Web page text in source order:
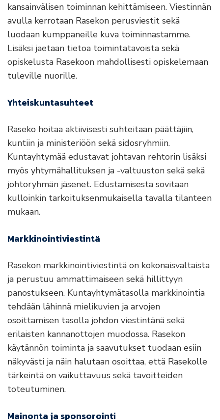
kansainvälisen toiminnan kehittämiseen. Viestinnän
avulla kerrotaan Rasekon perusviestit sekä
luodaan kumppaneille kuva toiminnastamme.
Lisäksi jaetaan tietoa toimintatavoista sekä
opiskelusta Rasekoon mahdollisesti opiskelemaan
tuleville nuorille.
Yhteiskuntasuhteet
Raseko hoitaa aktiivisesti suhteitaan päättäjiin,
kuntiin ja ministeriöön sekä sidosryhmiin.
Kuntayhtymää edustavat johtavan rehtorin lisäksi
myös yhtymähallituksen ja -valtuuston sekä sekä
johtoryhmän jäsenet. Edustamisesta sovitaan
kulloinkin tarkoituksenmukaisella tavalla tilanteen
mukaan.
Markkinointiviestintä
Rasekon markkinointiviestintä on kokonaisvaltaista
ja perustuu ammattimaiseen sekä hillittyyn
panostukseen. Kuntayhtymätasolla markkinointia
tehdään lähinnä mielikuvien ja arvojen
osoittamisen tasolla johdon viestintänä sekä
erilaisten kannanottojen muodossa. Rasekon
käytännön toiminta ja saavutukset tuodaan esiin
näkyvästi ja näin halutaan osoittaa, että Rasekolle
tärkeintä on vaikuttavuus sekä tavoitteiden
toteutuminen.
Mainonta ja sponsorointi